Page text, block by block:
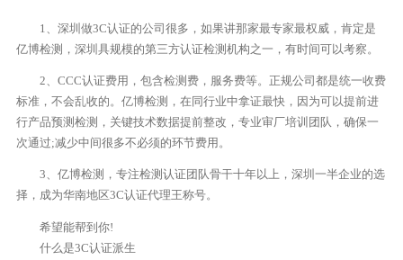
1、深圳做3C认证的公司很多，如果讲那家最专家最权威，肯定是
亿博检测，深圳具规模的第三方认证检测机构之一，有时间可以考察。
2、CCC认证费用，包含检测费，服务费等。正规公司都是统一收费
标准，不会乱收的。亿博检测，在同行业中拿证最快，因为可以提前进
行产品预测检测，关键技术数据提前整改，专业审厂培训团队，确保一
次通过;减少中间很多不必须的环节费用。
3、亿博检测，专注检测认证团队骨干十年以上，深圳一半企业的选
择，成为华南地区3C认证代理王称号。
希望能帮到你!
什么是3C认证派生